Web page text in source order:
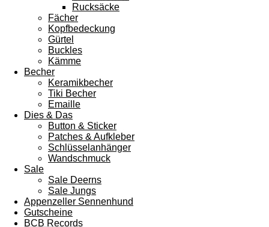
Rucksäcke
Fächer
Kopfbedeckung
Gürtel
Buckles
Kämme
Becher
Keramikbecher
Tiki Becher
Emaille
Dies & Das
Button & Sticker
Patches & Aufkleber
Schlüsselanhänger
Wandschmuck
Sale
Sale Deerns
Sale Jungs
Appenzeller Sennenhund
Gutscheine
BCB Records